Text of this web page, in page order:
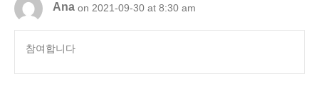
Ana on 2021-09-30 at 8:30 am
참여합니다